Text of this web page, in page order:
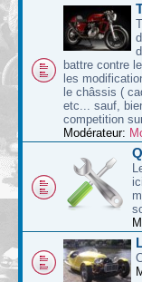
battre contre
les
le châssis (
etc... sauf,
competition
Modérateur: